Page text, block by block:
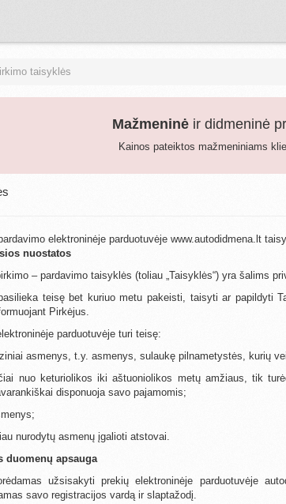
taisyklės
Mažmeninėir didmeninė
Kainos pateiktos mažmeniniams
elektroninėje parduotuvėje www.autodidmena.lt
nuostatos
– pardavimo taisyklės (toliau „Taisyklės“) yra šalims
teisę bet kuriuo metu pakeisti, taisyti ar papildyti
Pirkėjus.
parduotuvėje turi teisę:
asmenys, t.y. asmenys, sulaukę pilnametystės, kurių
nuo keturiolikos iki aštuoniolikos metų amžiaus, tik
disponuoja savo pajamomis;
nurodytų asmenų įgalioti atstovai.
duomenų apsauga
užsisakyti prekių elektroninėje parduotuvėje
savo registracijos vardą ir slaptažodį.